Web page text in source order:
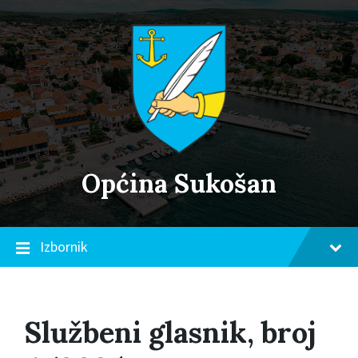
Skip
to
content
Skip
to
main
navigation
Skip
to
footer
Općina Sukošan
Izbornik
Službeni glasnik, broj